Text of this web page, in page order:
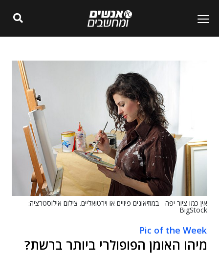
אין כמו ציור יפה - במוזיאונים פיזיים או וירטואליים. צילום אילוסטרציה:
BigStock
Pic of the Week
מיהו האומן הפופולרי ביותר ברשת?